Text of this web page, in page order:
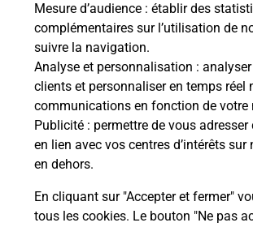
Mesure d’audience : établir des
complémentaires sur l’utilisation de
suivre la navigation.
Analyse et personnalisation :
clients et personnaliser en temps réel
communications en fonction de votre
Publicité : permettre de vous
en lien avec vos centres d’intérêts sur
en dehors.
En cliquant sur "Accepter et fermer"
tous les cookies. Le bouton "Ne pas